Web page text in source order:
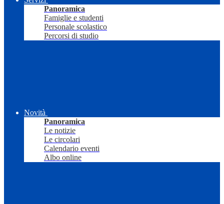
Panoramica
Famiglie e studenti
Personale scolastico
Percorsi di studio
Novità
Panoramica
Le notizie
Le circolari
Calendario eventi
Albo online